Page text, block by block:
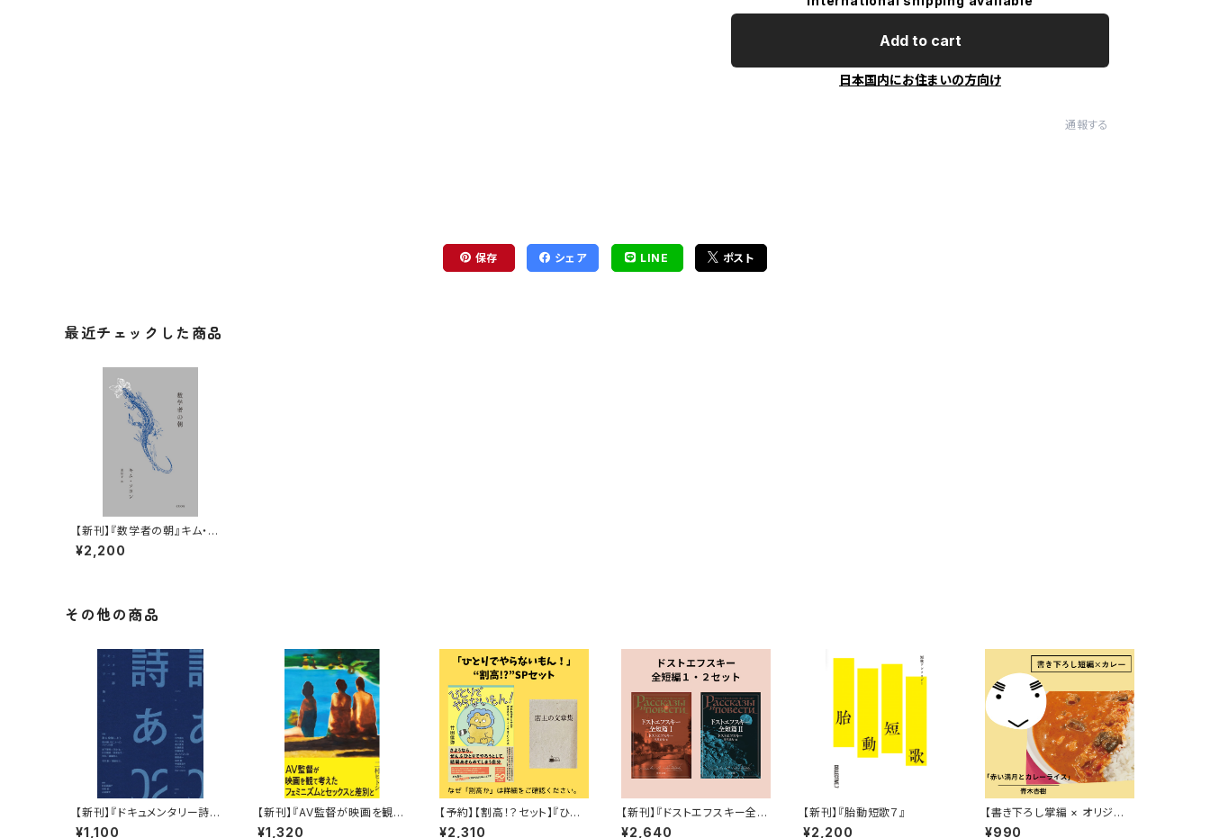
Add to cart
日本国内にお住まいの方向け
通報する
保存 シェア LINE ポスト
最近チェックした商品
【新刊】『数学者の朝』キム・ソ
ヨン
¥2,200
その他の商品
【新刊】『ドキュメンタリー詩誌
詩あ 02: 詩を投稿しよう 書き
¥1,100
【新刊】『AV監督が映画を観て
考えた考えたフェミニズムとセ
¥1,320
【予約】【割高！？セット】『ひと
りでやらないもん！ー「誘われ
¥2,310
【新刊】『ドストエフスキー全短
編 ２冊セット』
¥2,640
【新刊】『胎動短歌７』
¥2,200
【書き下ろし掌編 × オリジナ
ルレトルトカレー】青木杏樹
¥990